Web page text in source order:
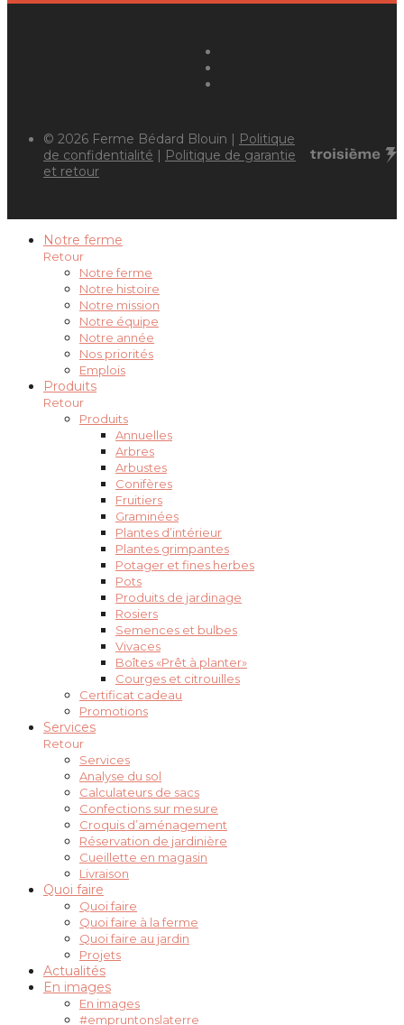
© 2026 Ferme Bédard Blouin |
Politique
de confidentialité
Politique de garantie
et retour
Notre ferme
Retour
Notre ferme
Notre histoire
Notre mission
Notre équipe
Notre année
Nos priorités
Emplois
Produits
Retour
Produits
Annuelles
Arbres
Arbustes
Conifères
Fruitiers
Graminées
Plantes d’intérieur
Plantes grimpantes
Potager et fines herbes
Pots
Produits de jardinage
Rosiers
Semences et bulbes
Vivaces
Boîtes «Prêt à planter»
Courges et citrouilles
Certificat cadeau
Promotions
Services
Retour
Services
Analyse du sol
Calculateurs de sacs
Confections sur mesure
Croquis d’aménagement
Réservation de jardinière
Cueillette en magasin
Livraison
Quoi faire
Quoi faire
Quoi faire à la ferme
Quoi faire au jardin
Projets
Actualités
En images
En images
#empruntonslaterre